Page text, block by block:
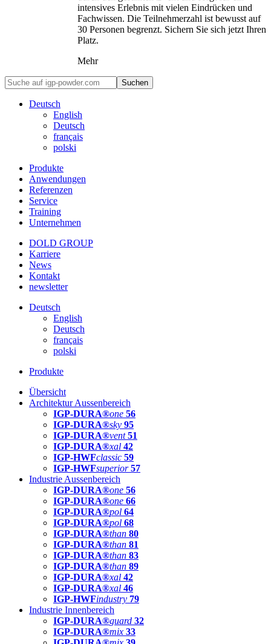
intensives Erlebnis mit vielen Eindrücken und
Fachwissen. Die Teilnehmerzahl ist bewusst auf
30 Personen begrenzt. Sichern Sie sich jetzt Ihren
Platz.
Mehr
Suchen
Deutsch
English
Deutsch
français
polski
Produkte
Anwendungen
Referenzen
Service
Training
Unternehmen
DOLD GROUP
Karriere
News
Kontakt
newsletter
Deutsch
English
Deutsch
français
polski
Produkte
Übersicht
Architektur Aussenbereich
IGP-DURA®one 56
IGP-DURA®sky 95
IGP-DURA®vent 51
IGP-DURA®xal 42
IGP-HWFclassic 59
IGP-HWFsuperior 57
Industrie Aussenbereich
IGP-DURA®one 56
IGP-DURA®one 66
IGP-DURA®pol 64
IGP-DURA®pol 68
IGP-DURA®than 80
IGP-DURA®than 81
IGP-DURA®than 83
IGP-DURA®than 89
IGP-DURA®xal 42
IGP-DURA®xal 46
IGP-HWFindustry 79
Industrie Innenbereich
IGP-DURA®guard 32
IGP-DURA®mix 33